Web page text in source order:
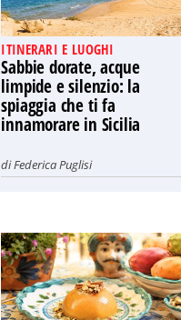
ITINERARI E LUOGHI
Sabbie dorate, acque
limpide e silenzio: la
spiaggia che ti fa
innamorare in Sicilia
diFederica Puglisi